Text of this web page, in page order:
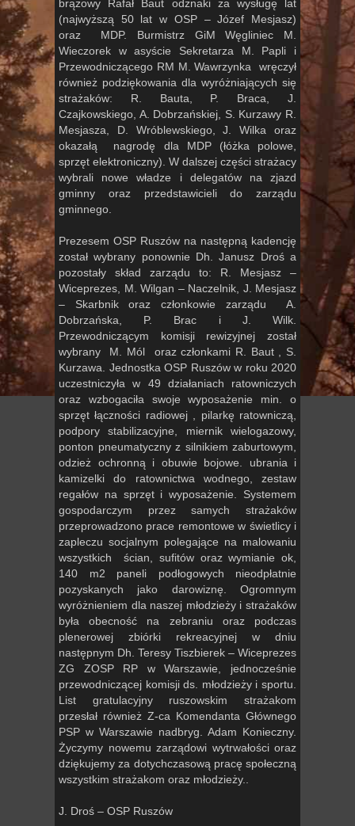
brązowy Rafał Baut odznaki za wysługę lat
(najwyższą 50 lat w OSP – Józef Mesjasz)
oraz MDP. Burmistrz GiM Węgliniec M.
Wieczorek w asyście Sekretarza M. Papli i
Przewodniczącego RM M. Wawrzynka wręczył
również podziękowania dla wyróżniających się
strażaków: R. Bauta, P. Braca, J.
Czajkowskiego, A. Dobrzańskiej, S. Kurzawy R.
Mesjasza, D. Wróblewskiego, J. Wilka oraz
okazałą nagrodę dla MDP (łóżka polowe,
sprzęt elektroniczny). W dalszej części strażacy
wybrali nowe władze i delegatów na zjazd
gminny oraz przedstawicieli do zarządu
gminnego.
Prezesem OSP Ruszów na następną kadencję
został wybrany ponownie Dh. Janusz Droś a
pozostały skład zarządu to: R. Mesjasz –
Wiceprezes, M. Wilgan – Naczelnik, J. Mesjasz
– Skarbnik oraz członkowie zarządu A.
Dobrzańska, P. Brac i J. Wilk.
Przewodniczącym komisji rewizyjnej został
wybrany M. Mól oraz członkami R. Baut , S.
Kurzawa. Jednostka OSP Ruszów w roku 2020
uczestniczyła w 49 działaniach ratowniczych
oraz wzbogaciła swoje wyposażenie min. o
sprzęt łączności radiowej , pilarkę ratowniczą,
podpory stabilizacyjne, miernik wielogazowy,
ponton pneumatyczny z silnikiem zaburtowym,
odzież ochronną i obuwie bojowe. ubrania i
kamizelki do ratownictwa wodnego, zestaw
regałów na sprzęt i wyposażenie. Systemem
gospodarczym przez samych strażaków
przeprowadzono prace remontowe w świetlicy i
zapleczu socjalnym polegające na malowaniu
wszystkich ścian, sufitów oraz wymianie ok,
140 m2 paneli podłogowych nieodpłatnie
pozyskanych jako darowiznę. Ogromnym
wyróżnieniem dla naszej młodzieży i strażaków
była obecność na zebraniu oraz podczas
plenerowej zbiórki rekreacyjnej w dniu
następnym Dh. Teresy Tiszbierek – Wiceprezes
ZG ZOSP RP w Warszawie, jednocześnie
przewodniczącej komisji ds. młodzieży i sportu.
List gratulacyjny ruszowskim strażakom
przesłał również Z-ca Komendanta Głównego
PSP w Warszawie nadbryg. Adam Konieczny.
Życzymy nowemu zarządowi wytrwałości oraz
dziękujemy za dotychczasową pracę społeczną
wszystkim strażakom oraz młodzieży..
J. Droś – OSP Ruszów